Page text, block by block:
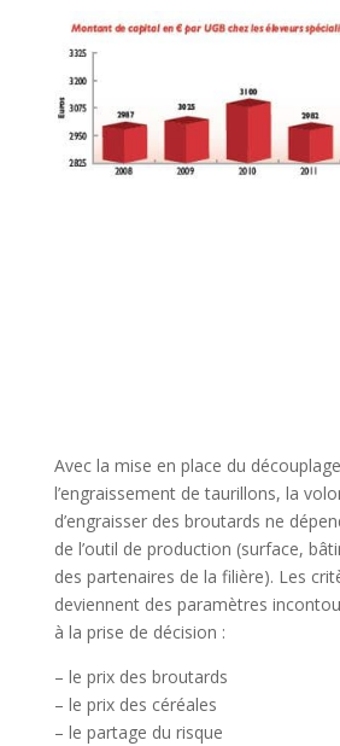
Avec la mise en place du
l’engraissement de taurillons, la
d’engraisser des broutards ne
de l’outil de production (surface,
des partenaires de la filière). Les
deviennent des paramètres
à la prise de décision :
– le prix des broutards
– le prix des céréales
– le partage du risque